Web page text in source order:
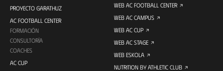
PROYECTO GARATHUZ
AC FOOTBALL CENTER
FORMACIÓN
CONSULTORÍA
COACHES
AC CUP
WEB AC FOOTBALL CENTER
WEB AC CAMPUS
WEB AC CUP
WEB AC STAGE
WEB ESKOLA
NUTRITION BY ATHLETIC CLUB